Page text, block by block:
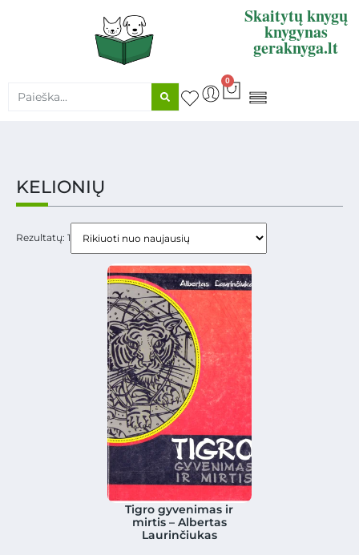
Skaitytų knygų
knygynas
geraknyga.lt
0
KELIONIŲ
Rezultatų: 1
Tigro gyvenimas ir
mirtis – Albertas
Laurinčiukas